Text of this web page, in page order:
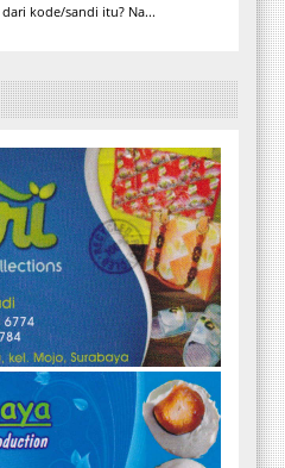
kode/sandi itu? Na...